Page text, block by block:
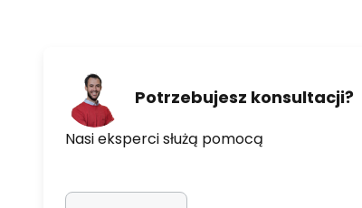
Potrzebujesz konsultacji?
Nasi eksperci służą pomocą